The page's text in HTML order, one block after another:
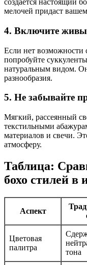
создается настоящий
мелочей придаст
4. Включите
Если нет возможности
попробуйте
натуральным видом.
разнообразия.
5. Не забывайте
Мягкий, рассеянный
текстильными
материалов и свечи.
атмосферу.
Таблица:
бохо стилей в
Аспект
Цветовая
палитра
тона